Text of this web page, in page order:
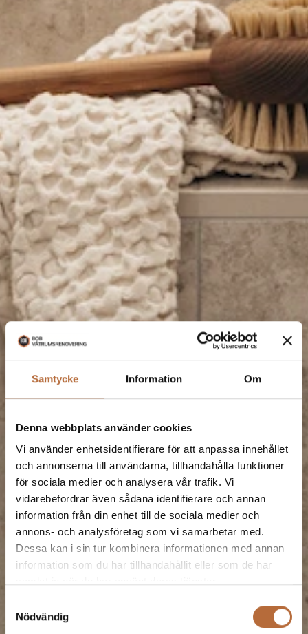
Samtycke Information Om
Denna webbplats använder cookies
Vi använder enhetsidentifierare för att anpassa innehållet
och annonserna till användarna, tillhandahålla funktioner
för sociala medier och analysera vår trafik. Vi
vidarebefordrar även sådana identifierare och annan
information från din enhet till de sociala medier och
annons- och analysföretag som vi samarbetar med.
Dessa kan i sin tur kombinera informationen med annan
information som du har tillhandahållit eller som de har
Nödvändig